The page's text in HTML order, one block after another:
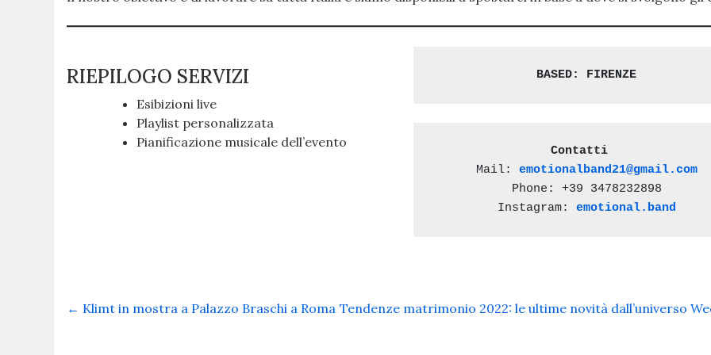
RIEPILOGO SERVIZI
Esibizioni live
Playlist personalizzata
Pianificazione musicale dell’evento
BASED: FIRENZE
Contatti
Mail: emotionalband21@gmail.com
Phone: +39 3478232898
Instagram: emotional.band
← Klimt in mostra a Palazzo Braschi a Roma Tendenze matrimonio 2022: le ultime novità dall’universo